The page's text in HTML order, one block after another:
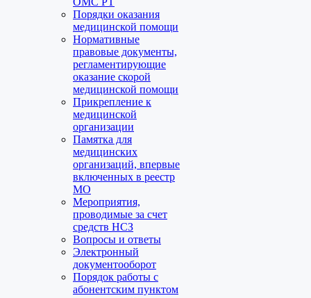
Порядки оказания
медицинской помощи
Нормативные
правовые документы,
регламентирующие
оказание скорой
медицинской помощи
Прикрепление к
медицинской
организации
Памятка для
медицинских
организаций, впервые
включенных в реестр
МО
Мероприятия,
проводимые за счет
средств НСЗ
Вопросы и ответы
Электронный
документооборот
Порядок работы с
абонентским пунктом